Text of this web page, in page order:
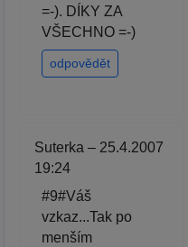
=-). DÍKY ZA
VŠECHNO =-)
odpovědět
Suterka – 25.4.2007
19:24
#9#Váš
vzkaz...Tak po
menším